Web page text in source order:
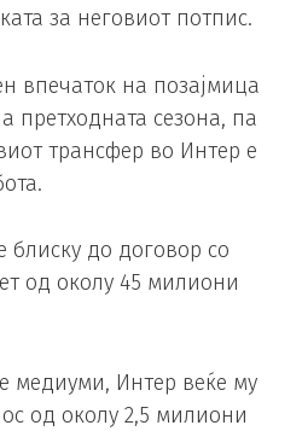
за неговиот потпис.
впечаток на позајмица
претходната сезона, па
трансфер во Интер е
блиску до договор со
од околу 45 милиони
медиуми, Интер веќе му
од околу 2,5 милиони